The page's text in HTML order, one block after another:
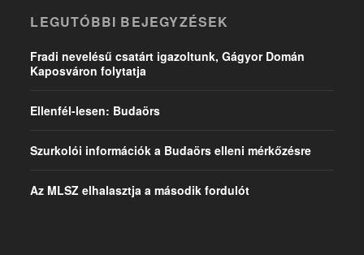
LEGUTÓBBI BEJEGYZÉSEK
Fradi nevelésű csatárt igazoltunk, Gágyor Domán
Kaposváron folytatja
Ellenfél-lesen: Budaörs
Szurkolói információk a Budaörs elleni mérkőzésre
Az MLSZ elhalasztja a második fordulót